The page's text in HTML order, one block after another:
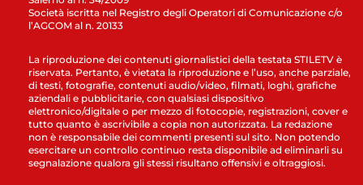
Società iscritta nel Registro degli Operatori di Comunicazione c/o
l’AGCOM al n. 20133
La riproduzione dei contenuti giornalistici della testata STILETV è
riservata. Pertanto, è vietata la riproduzione e l’uso, anche parziale,
di testi, fotografie, contenuti audio/video, filmati, loghi, grafiche
aziendali e pubblicitarie, con qualsiasi dispositivo
elettronico/digitale o per mezzo di fotocopie, registrazioni, cover e
tutto quanto è ascrivibile a copia non autorizzata. La redazione
non è responsabile dei commenti presenti sul sito. Non potendo
esercitare un controllo continuo resta disponibile ad eliminarli su
segnalazione qualora gli stessi risultano offensivi e oltraggiosi.